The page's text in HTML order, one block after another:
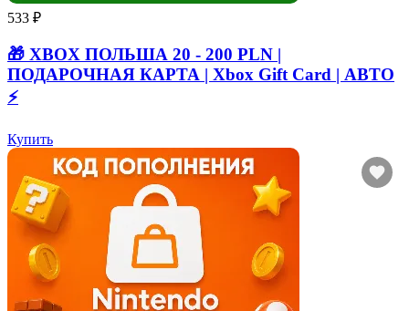
533 ₽
🎁 XBOX ПОЛЬША 20 - 200 PLN |
ПОДАРОЧНАЯ КАРТА | Xbox Gift Card | АВТО
⚡
Купить